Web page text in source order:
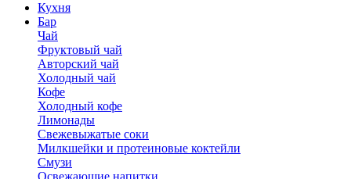
Кухня
Бар
Чай
Фруктовый чай
Авторский чай
Холодный чай
Кофе
Холодный кофе
Лимонады
Свежевыжатые соки
Милкшейки и протеиновые коктейли
Смузи